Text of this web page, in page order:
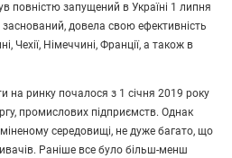
повністю запущений в Україні 1 липня
довела свою ефективність
Чехії, Німеччині, Франції, а також в
на ринку почалося з 1 січня 2019 року
промислових підприємств. Однак
середовищі, не дуже багато, що
Раніше все було більш-менш